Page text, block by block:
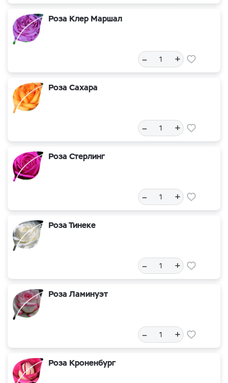
Роза Клер Маршал
– +
Роза Сахара
– +
Роза Стерлинг
– +
Роза Тинеке
– +
Роза Ламинуэт
– +
Роза Кроненбург